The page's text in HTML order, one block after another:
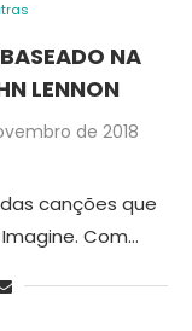
NA
LENNON
de 2018
das canções que
Com…